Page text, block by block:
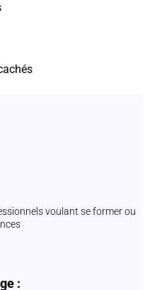
voulant se former ou
: